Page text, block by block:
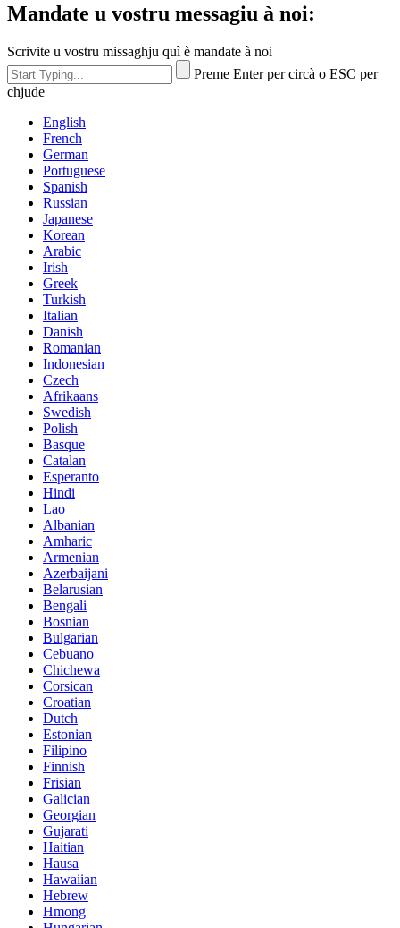
Mandate u vostru messagiu à noi:
Scrivite u vostru missaghju quì è mandate à noi
Preme Enter per circà o ESC per
chjude
English
French
German
Portuguese
Spanish
Russian
Japanese
Korean
Arabic
Irish
Greek
Turkish
Italian
Danish
Romanian
Indonesian
Czech
Afrikaans
Swedish
Polish
Basque
Catalan
Esperanto
Hindi
Lao
Albanian
Amharic
Armenian
Azerbaijani
Belarusian
Bengali
Bosnian
Bulgarian
Cebuano
Chichewa
Corsican
Croatian
Dutch
Estonian
Filipino
Finnish
Frisian
Galician
Georgian
Gujarati
Haitian
Hausa
Hawaiian
Hebrew
Hmong